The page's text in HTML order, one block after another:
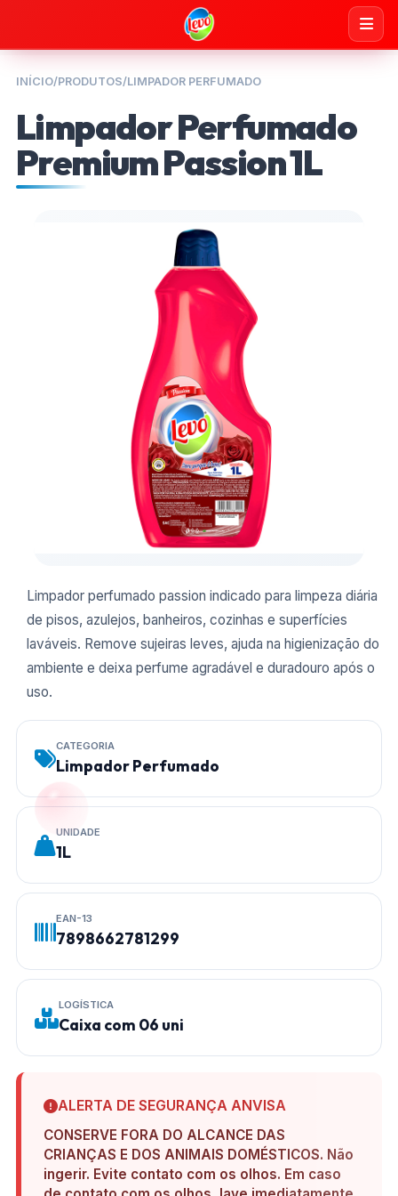
INÍCIO/PRODUTOS/LIMPADOR PERFUMADO
Limpador Perfumado
Premium Passion 1L
Limpador perfumado passion indicado para limpeza diária
de pisos, azulejos, banheiros, cozinhas e superfícies
laváveis. Remove sujeiras leves, ajuda na higienização do
ambiente e deixa perfume agradável e duradouro após o
uso.
CATEGORIA
Limpador Perfumado
UNIDADE
1L
EAN-13
7898662781299
LOGÍSTICA
Caixa com 06 uni
ALERTA DE SEGURANÇA ANVISA
CONSERVE FORA DO ALCANCE DAS
CRIANÇAS E DOS ANIMAIS DOMÉSTICOS. Não
ingerir. Evite contato com os olhos. Em caso